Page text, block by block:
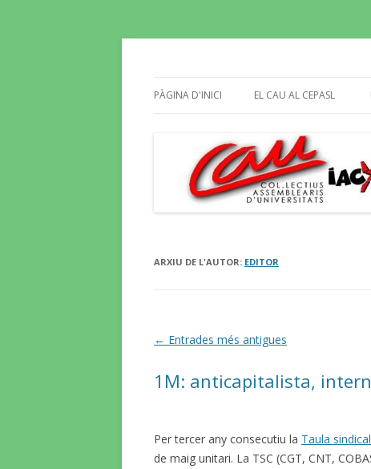
PÀGINA D'INICI EL CAU AL CEPASL
ARXIU DE L'AUTOR: EDITOR
Navegació
les
← Entrades més antigues
1M: anticapitalista,
Per tercer any consecutiu la Taula
de maig unitari. La TSC (CGT, CNT,